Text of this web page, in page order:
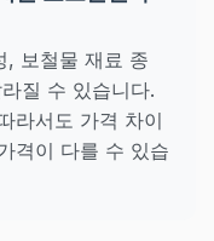
, 보철물 재료 종
질 수 있습니다.
라서도 가격 차이
격이 다를 수 있습